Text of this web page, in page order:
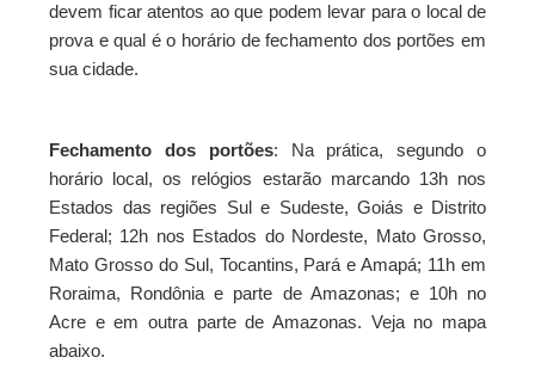
São Vicente do Seridó - PB - Palmeiras de
Seridó é o grande campeão da Série B 2026
São Vicente do Seridó-PB - Gestão realiza a
Secretaria de Infraestrutura
Jovem atleta de Soledade é selecionado
para integrar projeto Nacional da Olympikus e
Instituto Vanderlei Cordeiro de Lima
devem ficar atentos ao que podem levar para o local de
prova e qual é o horário de fechamento dos portões em
sua cidade.
Fechamento dos portões: Na prática, segundo o
horário local, os relógios estarão marcando 13h nos
Estados das regiões Sul e Sudeste, Goiás e Distrito
Federal; 12h nos Estados do Nordeste, Mato Grosso,
Mato Grosso do Sul, Tocantins, Pará e Amapá; 11h em
Roraima, Rondônia e parte de Amazonas; e 10h no
Acre e em outra parte de Amazonas. Veja no mapa
abaixo.